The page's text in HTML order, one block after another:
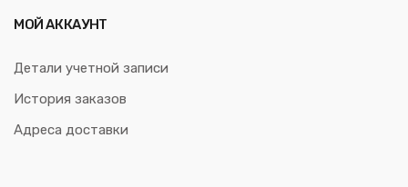
МОЙ АККАУНТ
Детали учетной записи
История заказов
Адреса доставки